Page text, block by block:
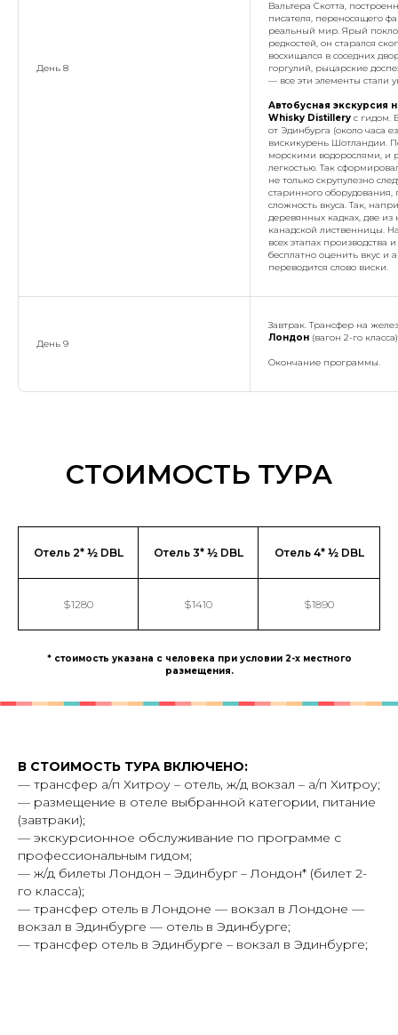
День 8
Вальтера Скотта,
писателя, переносящего
реальный мир. Ярый
редкостей, он старался
восхищался в соседних
горгулий, рыцарские
— все эти элементы стали
Автобусная экскурсия
Whisky Distillery с гидом.
от Эдинбурга (около часа
вискикурень Шотландии.
морскими водорослями, и
легкостью. Так
не только скрупулезно
старинного
сложность вкуса. Так,
деревянных кадках, две
канадской лиственницы.
всех этапах производства
бесплатно оценить вкус и
переводится слово виски.
День 9
Завтрак. Трансфер на
Лондон (вагон 2-го
Окончание программы.
СТОИМОСТЬ ТУРА
Отель 2* ½ DBL Отель 3* ½ DBL Отель 4* ½ DBL
$1280 $1410 $1890
* стоимость указана с человека при условии 2-х местного
размещения.
В СТОИМОСТЬ ТУРА ВКЛЮЧЕНО:
— трансфер а/п Хитроу – отель, ж/д вокзал – а/п Хитроу;
— размещение в отеле выбранной категории, питание
(завтраки);
— экскурсионное обслуживание по программе с
профессиональным гидом;
— ж/д билеты Лондон – Эдинбург – Лондон* (билет 2-
го класса);
— трансфер отель в Лондоне — вокзал в Лондоне —
вокзал в Эдинбурге — отель в Эдинбурге;
— трансфер отель в Эдинбурге – вокзал в Эдинбурге;